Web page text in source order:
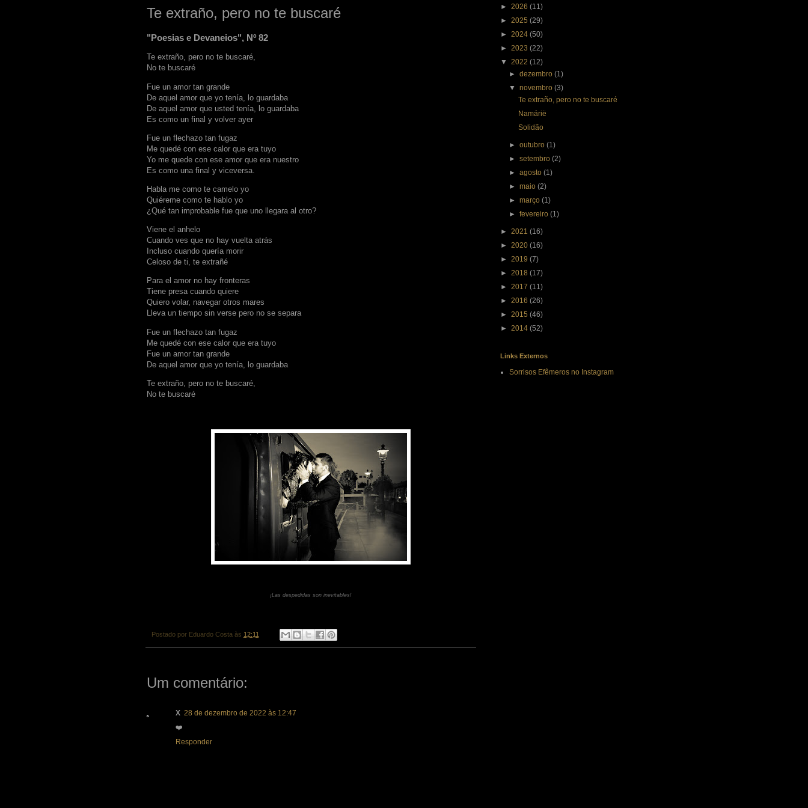
Te extraño, pero no te buscaré
"Poesias e Devaneios", Nº 82
Te extraño, pero no te buscaré,
No te buscaré
Fue un amor tan grande
De aquel amor que yo tenía, lo guardaba
De aquel amor que usted tenía, lo guardaba
Es como un final y volver ayer
Fue un flechazo tan fugaz
Me quedé con ese calor que era tuyo
Yo me quede con ese amor que era nuestro
Es como una final y viceversa.
Habla me como te camelo yo
Quiéreme como te hablo yo
¿Qué tan improbable fue que uno llegara al otro?
Viene el anhelo
Cuando ves que no hay vuelta atrás
Incluso cuando quería morir
Celoso de ti, te extrañé
Para el amor no hay fronteras
Tiene presa cuando quiere
Quiero volar, navegar otros mares
Lleva un tiempo sin verse pero no se separa
Fue un flechazo tan fugaz
Me quedé con ese calor que era tuyo
Fue un amor tan grande
De aquel amor que yo tenía, lo guardaba
Te extraño, pero no te buscaré,
No te buscaré
¡Las despedidas son inevitables!
Postado por Eduardo Costa às 12:11
Um comentário:
X 28 de dezembro de 2022 às 12:47
❤️
Responder
► 2026 (11)
► 2025 (29)
► 2024 (50)
► 2023 (22)
▼ 2022 (12)
►dezembro(1)
▼novembro(3)
Te extraño, pero no te buscaré
Namárië
Solidão
►outubro(1)
►setembro(2)
►agosto(1)
►maio(2)
►março(1)
►fevereiro(1)
► 2021 (16)
► 2020 (16)
► 2019 (7)
► 2018 (17)
► 2017 (11)
► 2016 (26)
► 2015 (46)
► 2014 (52)
Links Externos
Sorrisos Efêmeros no Instagram